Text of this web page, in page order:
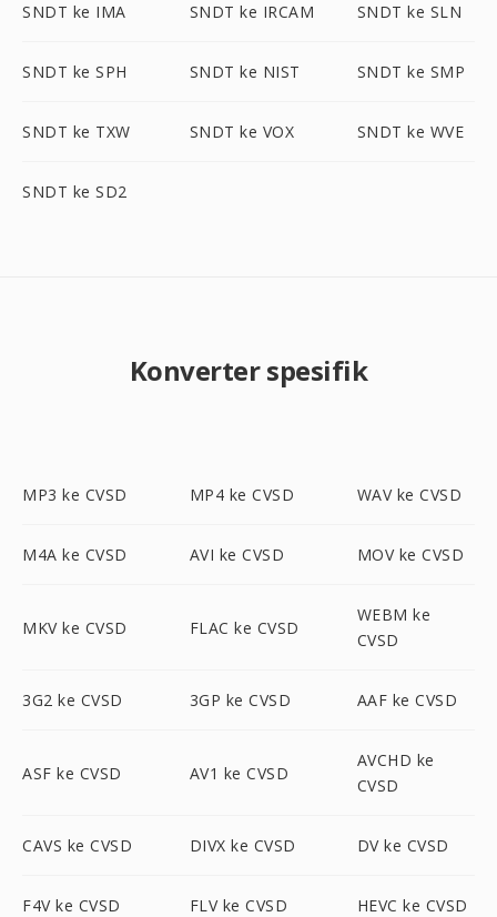
SNDT ke IMA SNDT ke IRCAM SNDT ke SLN
SNDT ke SPH SNDT ke NIST SNDT ke SMP
SNDT ke TXW SNDT ke VOX SNDT ke WVE
SNDT ke SD2
Konverter spesifik
MP3 ke CVSD MP4 ke CVSD WAV ke CVSD
M4A ke CVSD AVI ke CVSD MOV ke CVSD
MKV ke CVSD FLAC ke CVSD
WEBM ke
CVSD
3G2 ke CVSD 3GP ke CVSD AAF ke CVSD
ASF ke CVSD AV1 ke CVSD
AVCHD ke
CVSD
CAVS ke CVSD DIVX ke CVSD DV ke CVSD
F4V ke CVSD FLV ke CVSD HEVC ke CVSD